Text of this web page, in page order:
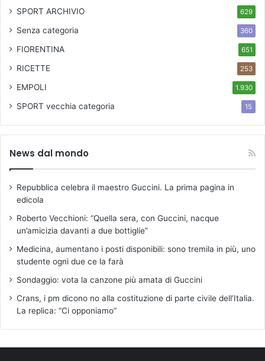
SPORT ARCHIVIO 629
Senza categoria 360
FIORENTINA 651
RICETTE 253
EMPOLI 1.930
SPORT vecchia categoria 15
News dal mondo
Repubblica celebra il maestro Guccini. La prima pagina in
edicola
Roberto Vecchioni: “Quella sera, con Guccini, nacque
un’amicizia davanti a due bottiglie”
Medicina, aumentano i posti disponibili: sono tremila in più, uno
studente ogni due ce la farà
Sondaggio: vota la canzone più amata di Guccini
Crans, i pm dicono no alla costituzione di parte civile dell’Italia.
La replica: “Ci opponiamo”